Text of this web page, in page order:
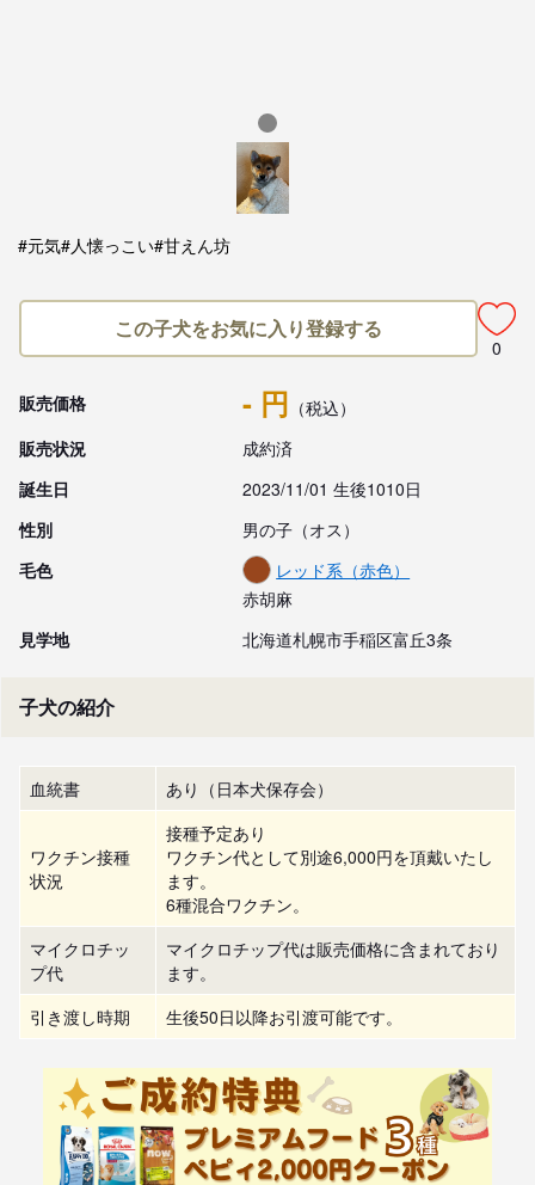
#元気#人懐っこい#甘えん坊
この子犬をお気に入り登録する
0
販売価格 - 円 （税込）
販売状況
成約済
誕生日
2023/11/01 生後1010日
性別
男の子（オス）
毛色
レッド系（赤色）
赤胡麻
見学地
北海道札幌市手稲区富丘3条
子犬の紹介
血統書 あり（日本犬保存会）
ワクチン接種
状況
接種予定あり
ワクチン代として別途6,000円を頂戴いたし
ます。
6種混合ワクチン。
マイクロチッ
プ代
マイクロチップ代は販売価格に含まれており
ます。
引き渡し時期
生後50日以降お引渡可能です。